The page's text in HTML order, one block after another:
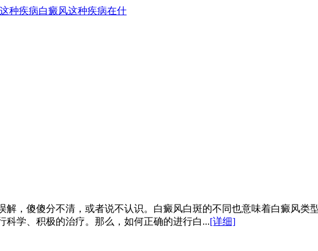
种疾病白癜风这种疾病在什
，傻傻分不清，或者说不认识。白癜风白斑的不同也意味着白癜风类
学、积极的治疗。那么，如何正确的进行白...[详细]